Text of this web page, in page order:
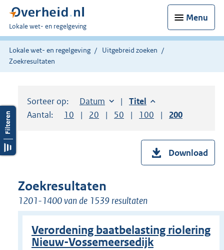
Menu
U
bent
hier:
Lokale wet- en regelgeving
Lokale wet- en regelgeving
Uitgebreid zoeken
Zoekresultaten
Sorteer op: Sorteer op:
Datum aflopendSorteer op:
Titel aflopend
Aantal:
Toon
10 resultaten per pagina
Toon
20 resultaten per pagina
Toon
50 resultaten per pagina
Toon
100 resultaten per
Toon
200
Download
Zoekresultaten
1201-1400 van de 1539 resultaten
Verordening baatbelasting riolering
Nieuw-Vossemeersedijk